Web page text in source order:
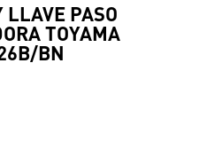
LLAVE PASO
TOYAMA
BN